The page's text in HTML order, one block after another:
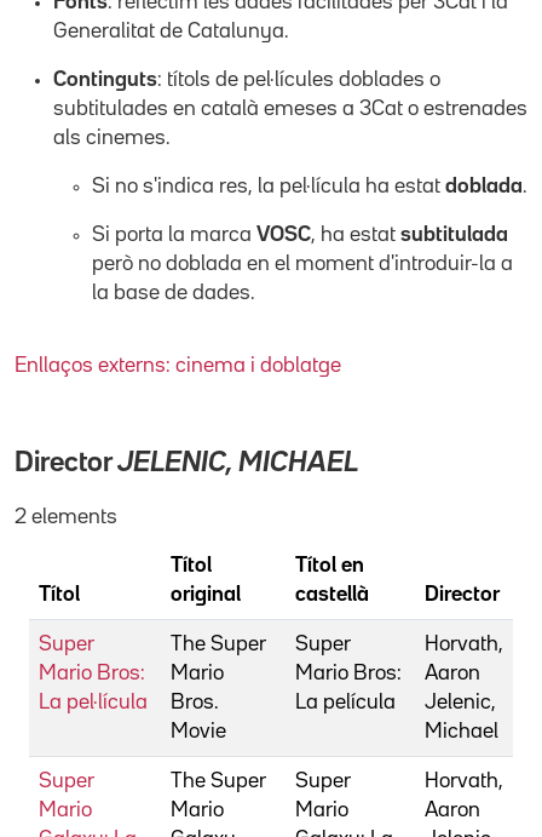
Generalitat de Catalunya.
Continguts: títols de pel·lícules doblades o
subtitulades en català emeses a 3Cat o estrenades
als cinemes.
Si no s'indica res, la pel·lícula ha estat doblada.
Si porta la marca VOSC, ha estat subtitulada
però no doblada en el moment d'introduir-la a
la base de dades.
Enllaços externs: cinema i doblatge
DirectorJELENIC, MICHAEL
2 elements
Títol
Títol
original
Títol en
castellà
Director
Super
Mario Bros:
La pel·lícula
The Super
Mario
Bros.
Movie
Super
Mario Bros:
La película
Horvath,
Aaron
Jelenic,
Michael
Super
Mario
The Super
Mario
Super
Mario
Horvath,
Aaron